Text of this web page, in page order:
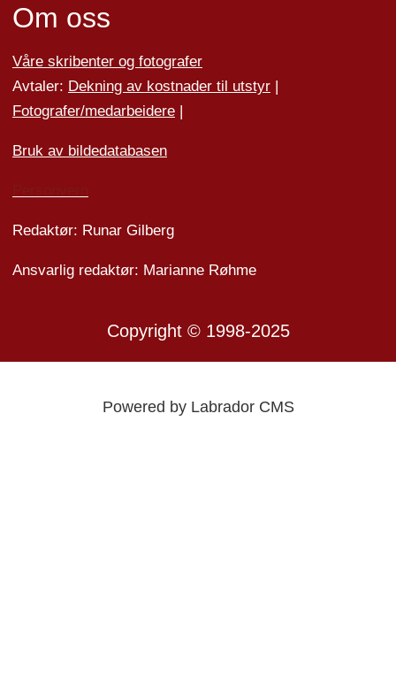
Om oss
Våre skribenter og fotografer
Avtaler: Dekning av kostnader til utstyr|
Fotografer/medarbeidere|
Bruk av bildedatabasen
Redaktør: Runar Gilberg
Ansvarlig redaktør: Marianne Røhme
Copyright © 1998-2025
Powered by Labrador CMS